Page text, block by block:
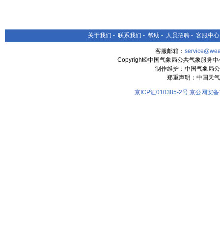
关于我们 - 联系我们 - 帮助 - 人员招聘 - 客服中心
客服邮箱：
Copyright©中国气象局公共气象服务
制作维护：中国气象局
郑重声明：中国天
京ICP证010385-2号 京公网安